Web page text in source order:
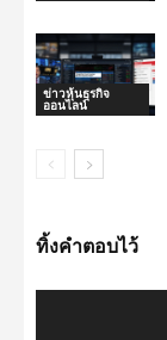
ข่าวหุ้นธุรกิจ
ออนไลน์
ทิ้งคำตอบไว้